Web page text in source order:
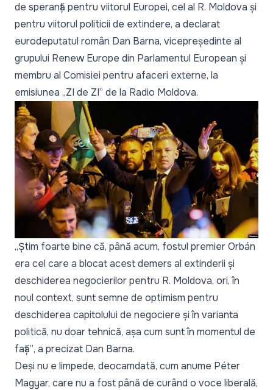
de speranță pentru viitorul Europei, cel al R. Moldova și
pentru viitorul politicii de extindere, a declarat
eurodeputatul român Dan Barna, vicepreședinte al
grupului Renew Europe din Parlamentul European și
membru al Comisiei pentru afaceri externe, la
emisiunea „ZI de ZI” de la Radio Moldova.
„Știm foarte bine că, până acum, fostul premier Orbán
era cel care a blocat acest demers al extinderii și
deschiderea negocierilor pentru R. Moldova, ori, în
noul context, sunt semne de optimism pentru
deschiderea capitolului de negociere și în varianta
politică, nu doar tehnică, așa cum sunt în momentul de
față”, a precizat Dan Barna.
Deși nu e limpede, deocamdată, cum anume Péter
Magyar, care nu a fost până de curând o voce liberală,